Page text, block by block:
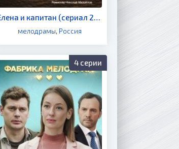
Елена и капитан (сериал 2021)
мелодрамы, Россия
4 серии